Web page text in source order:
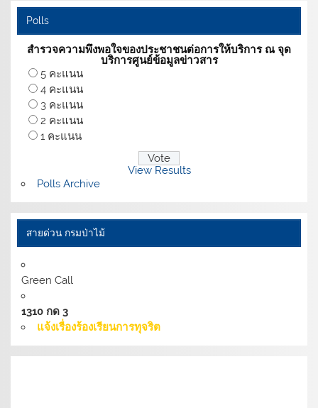
Polls
สำรวจความพึงพอใจของประชาชนต่อการให้บริการ ณ จุด
บริการศูนย์ข้อมูลข่าวสาร
5 คะแนน
4 คะแนน
3 คะแนน
2 คะแนน
1 คะแนน
View Results
Polls Archive
สายด่วน กรมป่าไม้
Green Call
1310 กด 3
แจ้งเรื่องร้องเรียนการทุจริต